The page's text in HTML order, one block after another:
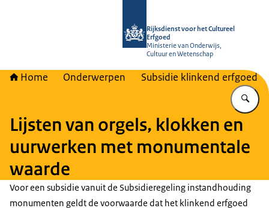
Rijksdienst voor het Cultureel
Erfgoed
Ministerie van Onderwijs,
Cultuur en Wetenschap
Home Onderwerpen Subsidie klinkend erfgoed
Lijsten van orgels, klokken en
uurwerken met monumentale
waarde
Voor een subsidie vanuit de Subsidieregeling instandhouding
monumenten geldt de voorwaarde dat het klinkend erfgoed